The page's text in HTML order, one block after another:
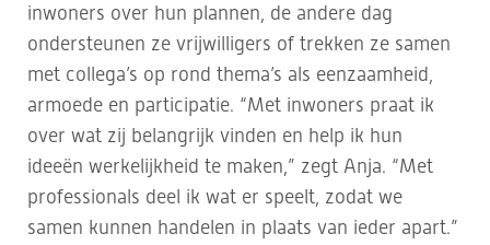
inwoners over hun plannen, de andere dag
ondersteunen ze vrijwilligers of trekken ze samen
met collega’s op rond thema’s als eenzaamheid,
armoede en participatie. “Met inwoners praat ik
over wat zij belangrijk vinden en help ik hun
ideeën werkelijkheid te maken,” zegt Anja. “Met
professionals deel ik wat er speelt, zodat we
samen kunnen handelen in plaats van ieder apart.”